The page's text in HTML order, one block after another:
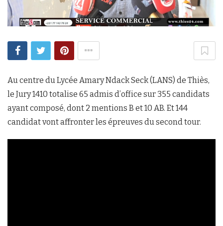
Au centre du Lycée Amary Ndack Seck (LANS) de Thiès,
le Jury 1410 totalise 65 admis d’office sur 355 candidats
ayant composé, dont 2 mentions B et 10 AB. Et 144
candidat vont affronter les épreuves du second tour.